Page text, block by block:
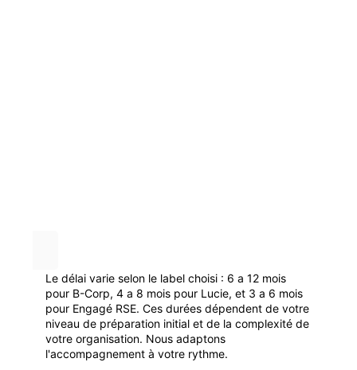
Le délai varie selon le label choisi : 6 a 12 mois
pour B-Corp, 4 a 8 mois pour Lucie, et 3 a 6 mois
pour Engagé RSE. Ces durées dépendent de votre
niveau de préparation initial et de la complexité de
votre organisation. Nous adaptons
l'accompagnement à votre rythme.